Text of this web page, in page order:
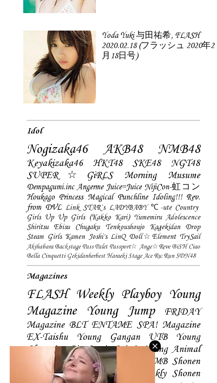
Yoda Yuki 与田祐希, FLASH
2020.02.18 (フラッシュ 2020年2
月18日号)
Idol
Nogizaka46 AKB48 NMB48
Keyakizaka46 HKT48 SKE48
NGT48
SUPER☆GiRLS
Morning Musume
Dempagumi.inc Angerme Juice=Juice NijiCon-虹コン
Houkago Princess Magical Punchline Idoling!!! Rev.
from DVL Link STAR`s LADYBABY ℃-ute Country
Girls Up Up Girls (Kakko Kari) Yumemiru Adolescence
Shiritsu Ebisu Chugaku
Tenkoushoujo Kagekidan
Drop
Steam Girls Kamen Joshi's LinQ Doll☆Element TrySail
Akihabara Backstage Pass Palet Passport☆ Ange☆Reve BiSH Ciao
Bella Cinquetti Gekidanherbest Haraeki Stage Ace Ru:Run SDN48
Magazines
FLASH Weekly Playboy Young
Magazine
Young Jump
FRIDAY
Magazine BLT ENTAME SPA! Magazine
EX-Taishu
Young Gangan UTB
Young
Champion Big Comic Spirtis Young Animal
Shonen Magazine BUBKA BOMB Shonen
Champion Manga Action
Weekly Shonen